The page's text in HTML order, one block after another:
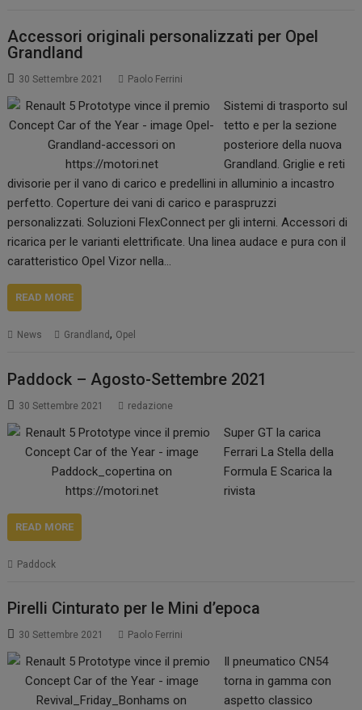
Accessori originali personalizzati per Opel
Grandland
30 Settembre 2021 Paolo Ferrini
Sistemi di trasporto sul
tetto e per la sezione
posteriore della nuova
Grandland. Griglie e reti
divisorie per il vano di carico e predellini in alluminio a incastro
perfetto. Coperture dei vani di carico e paraspruzzi
personalizzati. Soluzioni FlexConnect per gli interni. Accessori di
ricarica per le varianti elettrificate. Una linea audace e pura con il
caratteristico Opel Vizor nella…
READ MORE
News Grandland, Opel
Paddock – Agosto-Settembre 2021
30 Settembre 2021 redazione
Super GT la carica
Ferrari La Stella della
Formula E Scarica la
rivista
READ MORE
Paddock
Pirelli Cinturato per le Mini d’epoca
30 Settembre 2021 Paolo Ferrini
Il pneumatico CN54
torna in gamma con
aspetto classico